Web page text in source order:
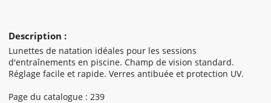
Description :
Lunettes de natation idéales pour les sessions
d'entraînements en piscine. Champ de vision standard.
Réglage facile et rapide. Verres antibuée et protection UV.
Page du catalogue : 239